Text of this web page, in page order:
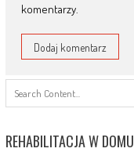
komentarzy.
REHABILITACJA W DOMU